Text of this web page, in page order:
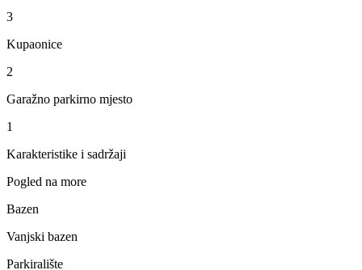
3
Kupaonice
2
Garažno parkirno mjesto
1
Karakteristike i sadržaji
Pogled na more
Bazen
Vanjski bazen
Parkiralište